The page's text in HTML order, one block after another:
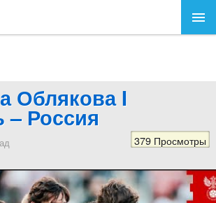
Облякова I
– Россия
379 Просмотры